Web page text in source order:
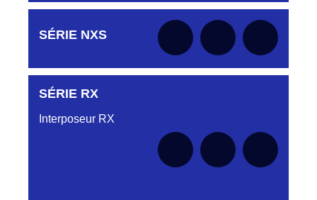
Aucune pièce disponible pour cette série pour
le moment
SÉRIE NXS
Aucune pièce disponible pour cette série pour
SÉRIE RX
Interposeur RX